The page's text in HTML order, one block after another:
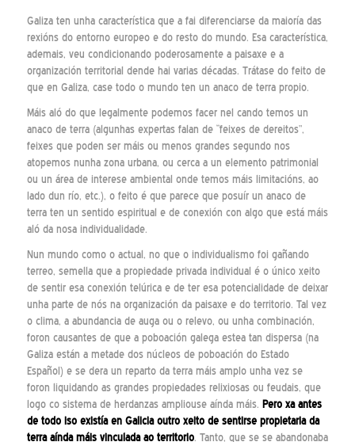
Galiza ten unha característica que a fai diferenciarse da maioría das
rexións do entorno europeo e do resto do mundo. Esa característica,
ademais, veu condicionando poderosamente a paisaxe e a
organización territorial dende hai varias décadas. Trátase do feito de
que en Galiza, case todo o mundo ten un anaco de terra propio.
Máis aló do que legalmente podemos facer nel cando temos un
anaco de terra (algunhas expertas falan de “feixes de dereitos”,
feixes que poden ser máis ou menos grandes segundo nos
atopemos nunha zona urbana, ou cerca a un elemento patrimonial
ou un área de interese ambiental onde temos máis limitacións, ao
lado dun río, etc.), o feito é que parece que posuír un anaco de
terra ten un sentido espiritual e de conexión con algo que está máis
aló da nosa individualidade.
Nun mundo como o actual, no que o individualismo foi gañando
terreo, semella que a propiedade privada individual é o único xeito
de sentir esa conexión telúrica e de ter esa potencialidade de deixar
unha parte de nós na organización da paisaxe e do territorio. Tal vez
o clima, a abundancia de auga ou o relevo, ou unha combinación,
foron causantes de que a poboación galega estea tan dispersa (na
Galiza están a metade dos núcleos de poboación do Estado
Español) e se dera un reparto da terra máis amplo unha vez se
foron liquidando as grandes propiedades relixiosas ou feudais, que
logo co sistema de herdanzas ampliouse aínda máis. Pero xa antes
de todo iso existía en Galicia outro xeito de sentirse propietaria da
terra aínda máis vinculada ao territorio. Tanto, que se se abandonaba